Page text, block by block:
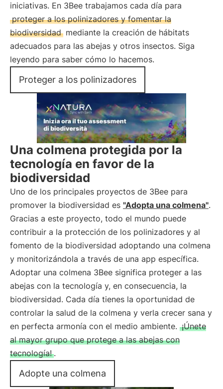
iniciativas. En 3Bee trabajamos cada día para
proteger a los polinizadores y fomentar la
biodiversidad mediante la creación de hábitats
adecuados para las abejas y otros insectos. Siga
leyendo para saber cómo lo hacemos.
Proteger a los polinizadores
Una colmena protegida por la
tecnología en favor de la
biodiversidad
Uno de los principales proyectos de 3Bee para
promover la biodiversidad es "Adopta una colmena".
Gracias a este proyecto, todo el mundo puede
contribuir a la protección de los polinizadores y al
fomento de la biodiversidad adoptando una colmena
y monitorizándola a través de una app específica.
Adoptar una colmena 3Bee significa proteger a las
abejas con la tecnología y, en consecuencia, la
biodiversidad. Cada día tienes la oportunidad de
controlar la salud de la colmena y verla crecer sana y
en perfecta armonía con el medio ambiente. ¡Únete
al mayor grupo que protege a las abejas con
tecnología! .
Adopte una colmena